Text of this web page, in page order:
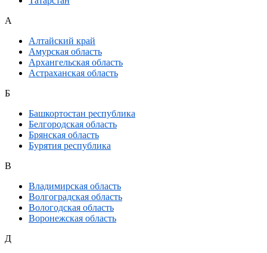
А
Алтайский край
Амурская область
Архангельская область
Астраханская область
Б
Башкортостан республика
Белгородская область
Брянская область
Бурятия республика
В
Владимирская область
Волгоградская область
Вологодская область
Воронежская область
Д